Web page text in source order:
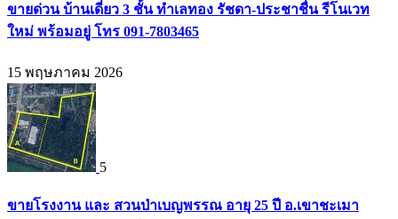
ขายด่วน บ้านเดี่ยว 3 ชั้น ทำเลทอง รัชดา-ประชาชื่น รีโนเวท
ใหม่ พร้อมอยู่ โทร 091-7803465
15 พฤษภาคม 2026
5
ขายโรงงาน และ สวนป่าเบญพรรณ อายุ 25 ปี อ.เขาชะเมา